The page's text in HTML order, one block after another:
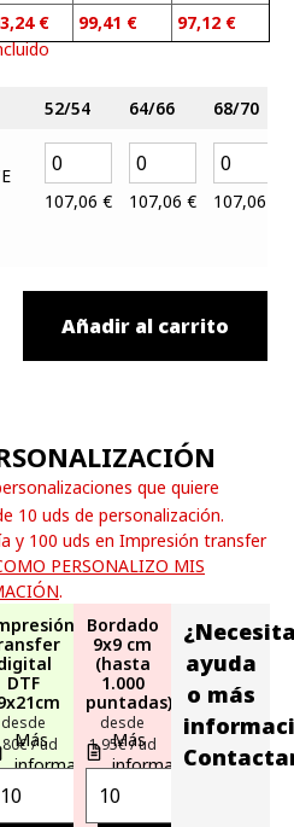
€
99,41 €
97,12 €
52/54 64/66
68/70
107,06 € 107,06 € 107,06
Añadir al carrito
que quiere
10 uds de personalización.
y 100 uds en Impresión transfer
PERSONALIZO MIS
.
DTF
desde
/ ud
Más
información
Bordado
9x9 cm
(hasta
1.000
puntadas)
desde
1,95€ / ud
Más
información
ayuda
o más